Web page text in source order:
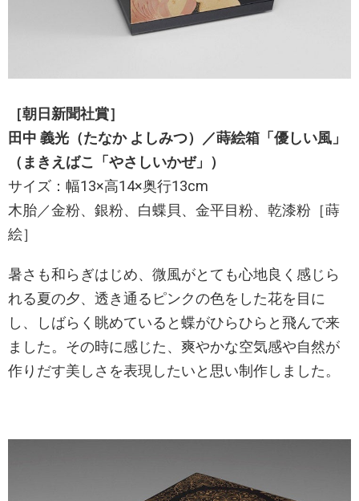
［朝日新聞社賞］
田中 義光（たなか よしみつ）／蒔絵箱「優しい風」
（まきえばこ「やさしいかぜ」）
サイズ：幅13×高14×奥行13cm
木胎／金粉、銀粉、白蝶貝、金平目粉、乾漆粉［蒔
絵］
暑さも和らぎはじめ、微風がとても心地良く感じら
れる夏の夕、透き通るピンクの色をした花を目に
し、しばらく眺めていると蝶がひらひらと飛んで来
ました。その時に感じた、爽やかな空気感や自然が
作りだす美しさを表現したいと思い制作しました。